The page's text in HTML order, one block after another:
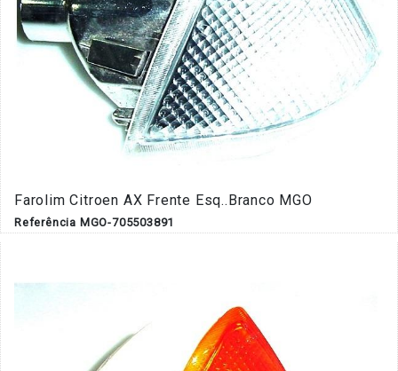
Farolim Citroen AX Frente Esq..Branco MGO
Referência MGO-705503891